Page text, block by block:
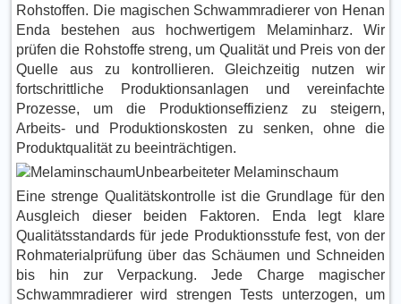
Rohstoffen. Die magischen Schwammradierer von Henan
Enda bestehen aus hochwertigem Melaminharz. Wir
prüfen die Rohstoffe streng, um Qualität und Preis von der
Quelle aus zu kontrollieren. Gleichzeitig nutzen wir
fortschrittliche Produktionsanlagen und vereinfachte
Prozesse, um die Produktionseffizienz zu steigern,
Arbeits- und Produktionskosten zu senken, ohne die
Produktqualität zu beeinträchtigen.
Unbearbeiteter Melaminschaum
Eine strenge Qualitätskontrolle ist die Grundlage für den
Ausgleich dieser beiden Faktoren. Enda legt klare
Qualitätsstandards für jede Produktionsstufe fest, von der
Rohmaterialprüfung über das Schäumen und Schneiden
bis hin zur Verpackung. Jede Charge magischer
Schwammradierer wird strengen Tests unterzogen, um